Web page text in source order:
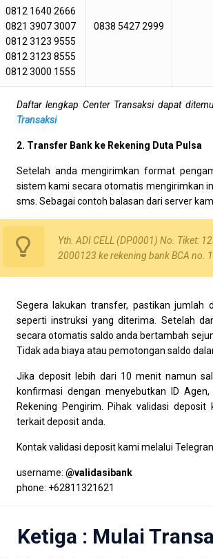
0812 1640 2666
0821 3907 3007
0812 3123 9555
0812 3123 8555
0812 3000 1555
0838 5427 2999
Daftar lengkap Center Transaksi dapat
Transaksi
2. Transfer Bank ke Rekening Duta Pulsa
Setelah anda mengirimkan format
sistem kami secara otomatis mengirimkan
sms. Sebagai contoh balasan dari server
Yth. ADI CELL (DP0001) No. Tiket:
2000123 ke rekening bank BCA no.
Segera lakukan transfer, pastikan jumlah
seperti instruksi yang diterima. Setelah
secara otomatis saldo anda bertambah
Tidak ada biaya atau pemotongan saldo
Jika deposit lebih dari 10 menit namun
konfirmasi dengan menyebutkan ID
Rekening Pengirim. Pihak validasi
terkait deposit anda.
Kontak validasi deposit kami melalui
username: @validasibank
phone: +62811321621
Ketiga : Mulai